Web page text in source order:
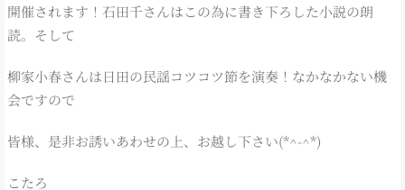
開催されます！石田千さんはこの為に書き下ろした小説の朗
読。そして
柳家小春さんは日田の民謡コツコツ節を演奏！なかなかない機
会ですので
皆様、是非お誘いあわせの上、お越し下さい(*^-^*)
こたろ